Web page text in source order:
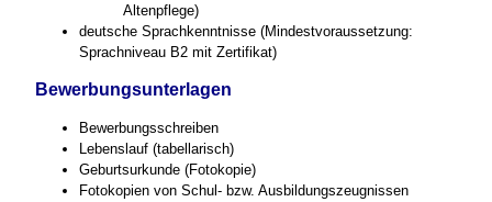
Altenpflege)
deutsche Sprachkenntnisse (Mindestvoraussetzung:
Sprachniveau B2 mit Zertifikat)
Bewerbungsunterlagen
Bewerbungsschreiben
Lebenslauf (tabellarisch)
Geburtsurkunde (Fotokopie)
Fotokopien von Schul- bzw. Ausbildungszeugnissen